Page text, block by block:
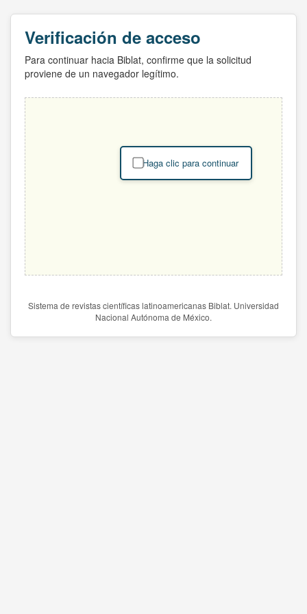
Verificación de acceso
Para continuar hacia Biblat, confirme que la solicitud
proviene de un navegador legítimo.
Haga clic para continuar
Sistema de revistas científicas latinoamericanas Biblat. Universidad
Nacional Autónoma de México.